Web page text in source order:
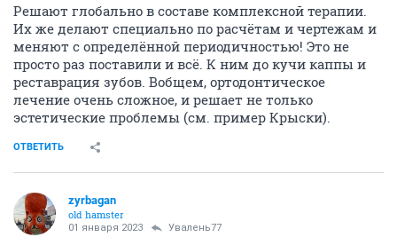
Решают глобально в составе комплексной терапии.
Их же делают специально по расчётам и чертежам и
меняют с определённой периодичностью! Это не
просто раз поставили и всё. К ним до кучи каппы и
реставрация зубов. Вобщем, ортодонтическое
лечение очень сложное, и решает не только
эстетические проблемы (см. пример Крыски).
ОТВЕТИТЬ
zyrbagan
old hamster
01 января 2023 Увалень77